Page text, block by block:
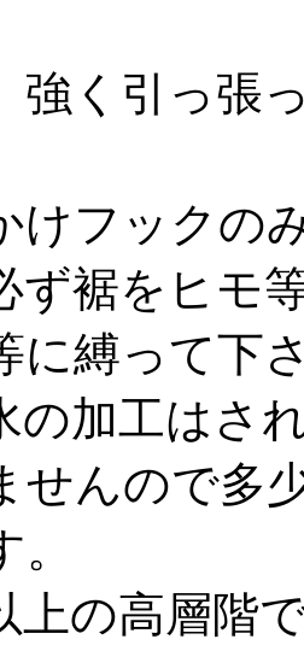
強く引っ張
けフックの
ず裾をヒモ
に縛って下
の加工はさ
せんので多
上の高層階